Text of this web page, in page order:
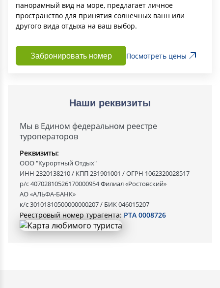
панорамный вид на море, предлагает личное
пространство для принятия солнечных ванн или
другого вида отдыха на ваш выбор.
Забронировать номер Посмотреть цены
Наши реквизиты
Мы в Едином федеральном реестре
туроператоров
Реквизиты:
ООО "Курортный Отдых"
ИНН 2320138210 / КПП 231901001 / ОГРН 1062320028517
р/с 40702810526170000954 Филиал «Ростовский»
АО «АЛЬФА-БАНК»
к/с 30101810500000000207 / БИК 046015207
Реестровый номер турагента: РТА 0008726